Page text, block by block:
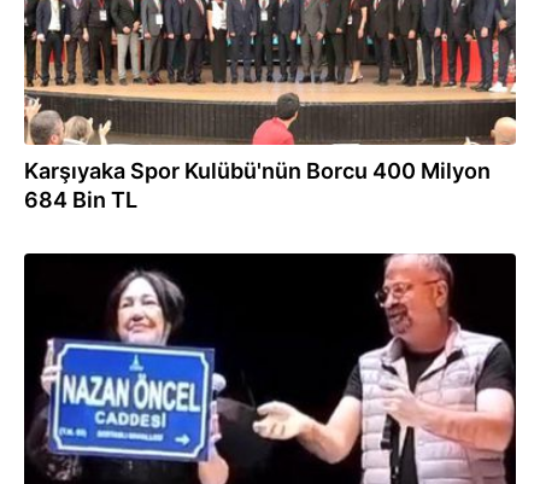
Karşıyaka Spor Kulübü'nün Borcu 400 Milyon
684 Bin TL
29.05.2024